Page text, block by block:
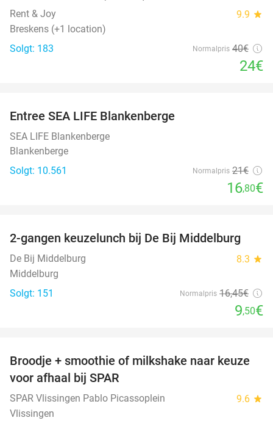
Rent & Joy 9.9 star
Breskens (+1 location)
Solgt: 183
Normalpris 40€
24€
Entree SEA LIFE Blankenberge
SEA LIFE Blankenberge
Blankenberge
Solgt: 10.561
Normalpris 21€
16,80€
42%
2-gangen keuzelunch bij De Bij Middelburg
De Bij Middelburg 8.3 star
Middelburg
Solgt: 151
Normalpris 16,45€
9,50€
36%
Broodje + smoothie of milkshake naar keuze
voor afhaal bij SPAR
SPAR Vlissingen Pablo Picassoplein 9.6 star
Vlissingen